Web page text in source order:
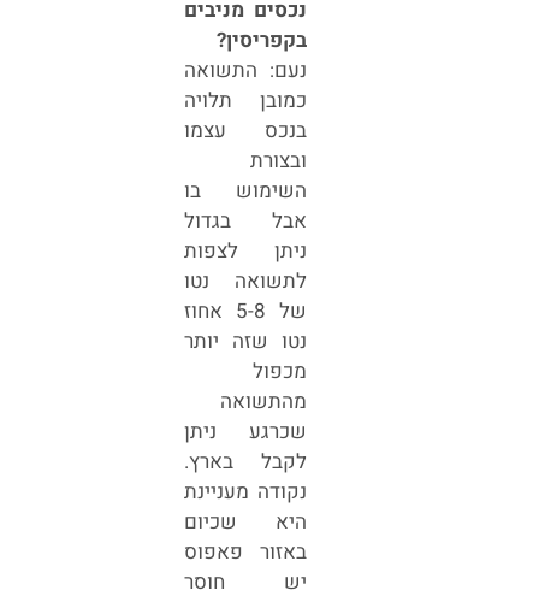
נכסים מניבים
בקפריסין?
נעם: התשואה
כמובן תלויה
בנכס עצמו
ובצורת
השימוש בו
אבל בגדול
ניתן לצפות
לתשואה נטו
של 5-8 אחוז
נטו שזה יותר
מכפול
מהתשואה
שכרגע ניתן
לקבל בארץ.
נקודה מעניינת
היא שכיום
באזור פאפוס
יש חוסר